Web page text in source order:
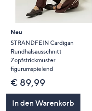
Neu
STRANDFEIN Cardigan
Rundhalsausschnitt
Zopfstrickmuster
figurumspielend
€ 89,99
In den Warenkorb